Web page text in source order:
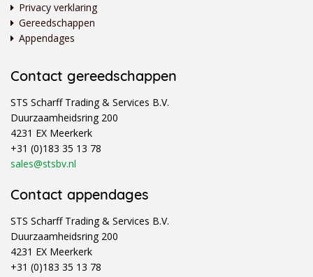
Privacy verklaring
Gereedschappen
Appendages
Contact gereedschappen
STS Scharff Trading & Services B.V.
Duurzaamheidsring 200
4231 EX Meerkerk
+31 (0)183 35 13 78
sales@stsbv.nl
Contact appendages
STS Scharff Trading & Services B.V.
Duurzaamheidsring 200
4231 EX Meerkerk
+31 (0)183 35 13 78